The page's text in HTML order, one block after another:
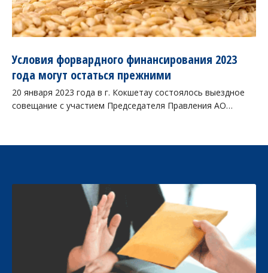
Условия форвардного финансирования 2023
года могут остаться прежними
20 января 2023 года в г. Кокшетау состоялось выездное
совещание с участием Председателя Правления АО…